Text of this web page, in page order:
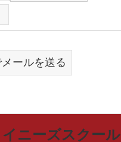
ールを送る
ニーズスクール